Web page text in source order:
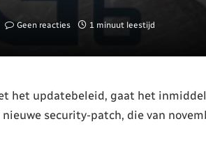
Geen reacties 1 minuut leestijd
het updatebeleid, gaat het
security-patch, die van